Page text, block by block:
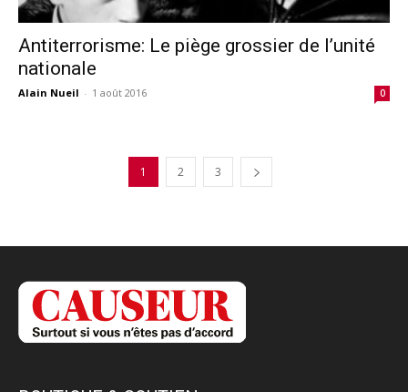
Antiterrorisme: Le piège grossier de l’unité
nationale
Alain Nueil - 1 août 2016 0
1 2 3